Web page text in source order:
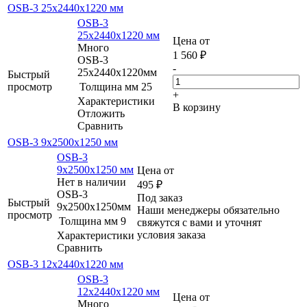
OSB-3 25х2440x1220 мм
Быстрый
просмотр
OSB-3
25х2440x1220 мм
Много
OSB-3
25х2440x1220мм
Толщина мм 25
Характеристики
Отложить
Сравнить
Цена от
1 560 ₽
-
+
В корзину
OSB-3 9х2500x1250 мм
Быстрый
просмотр
OSB-3
9х2500x1250 мм
Нет в наличии
OSB-3
9х2500x1250мм
Толщина мм 9
Характеристики
Сравнить
Цена от
495 ₽
Под заказ
Наши менеджеры обязательно
свяжутся с вами и уточнят
условия заказа
OSB-3 12х2440x1220 мм
OSB-3
12х2440x1220 мм
Много
Цена от